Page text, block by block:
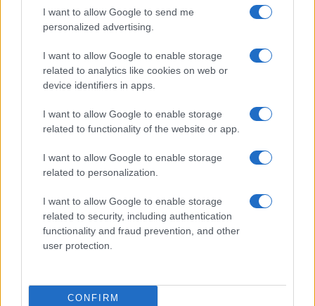
I want to allow Google to send me
personalized advertising.
I want to allow Google to enable storage
related to analytics like cookies on web or
device identifiers in apps.
I want to allow Google to enable storage
related to functionality of the website or app.
I want to allow Google to enable storage
related to personalization.
I want to allow Google to enable storage
related to security, including authentication
functionality and fraud prevention, and other
user protection.
CONFIRM
El Brent cae un 8.3% y arrastra a las materias primas
Lucía Herrera · 7 Ago 2026
NEWS